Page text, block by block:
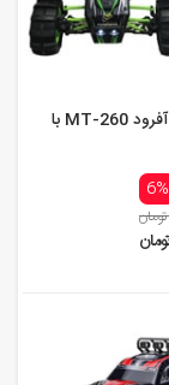
ماشین کنترلی آفرود MT-260 با
6%